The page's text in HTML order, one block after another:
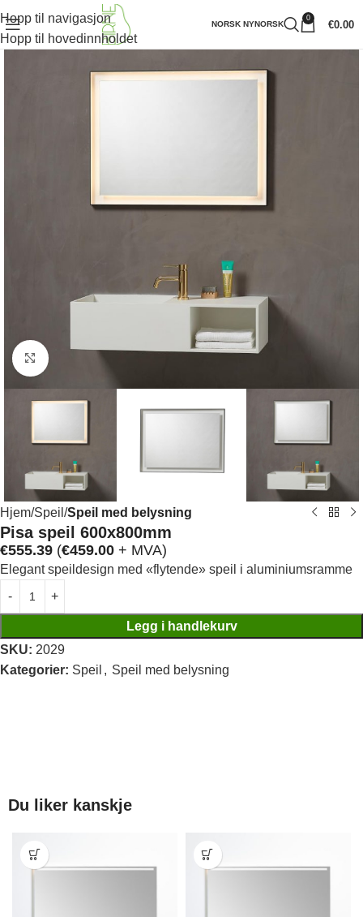
Hopp til navigasjon
Hopp til hovedinnholdet
NORSK NYNORSK
0
€0.00
Klikk for å forstørre
Hjem Speil Speil med belysning
Pisa speil 600x800mm
€555.39 (€459.00 + MVA)
Elegant speildesign med «flytende» speil i aluminiumsramme
Legg i handlekurv
SKU: 2029
Kategorier: Speil , Speil med belysning
Du liker kanskje